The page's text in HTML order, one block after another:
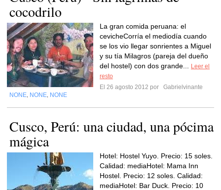
cocodrilo
La gran comida peruana: el
cevicheCorría el mediodía cuando
se los vio llegar sonrientes a Miguel
y su tía Milagros (pareja del dueño
del hostel) con dos grande...
Leer el
resto
El 26 agosto 2012 por
Gabrielvinante
NONE NONE NONE
Cusco, Perú: una ciudad, una pócima
mágica
Hotel: Hostel Yuyo. Precio: 15 soles.
Calidad: mediaHotel: Mama Inn
Hostel. Precio: 12 soles. Calidad:
mediaHotel: Bar Duck. Precio: 10